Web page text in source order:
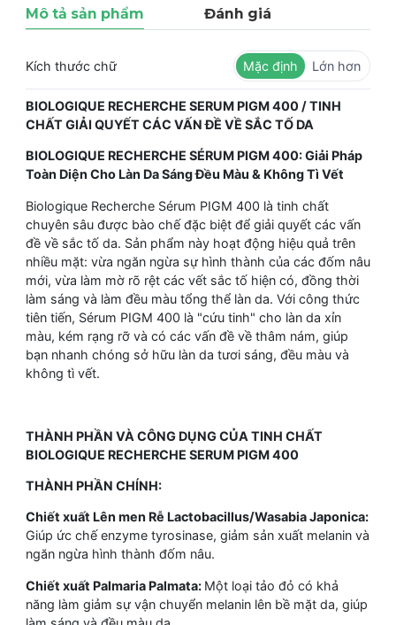
Mô tả sản phẩm Đánh giá
Kích thước chữ Mặc định Lớn hơn
BIOLOGIQUE RECHERCHE SERUM PIGM 400 / TINH
CHẤT GIẢI QUYẾT CÁC VẤN ĐỀ VỀ SẮC TỐ DA
BIOLOGIQUE RECHERCHE SÉRUM PIGM 400: Giải Pháp
Toàn Diện Cho Làn Da Sáng Đều Màu & Không Tì Vết
Biologique Recherche Sérum PIGM 400 là tinh chất
chuyên sâu được bào chế đặc biệt để giải quyết các vấn
đề về sắc tố da. Sản phẩm này hoạt động hiệu quả trên
nhiều mặt: vừa ngăn ngừa sự hình thành của các đốm nâu
mới, vừa làm mờ rõ rệt các vết sắc tố hiện có, đồng thời
làm sáng và làm đều màu tổng thể làn da. Với công thức
tiên tiến, Sérum PIGM 400 là "cứu tinh" cho làn da xỉn
màu, kém rạng rỡ và có các vấn đề về thâm nám, giúp
bạn nhanh chóng sở hữu làn da tươi sáng, đều màu và
không tì vết.
THÀNH PHẦN VÀ CÔNG DỤNG CỦA TINH CHẤT
BIOLOGIQUE RECHERCHE SERUM PIGM 400
THÀNH PHẦN CHÍNH:
Chiết xuất Lên men Rễ Lactobacillus/Wasabia Japonica:
Giúp ức chế enzyme tyrosinase, giảm sản xuất melanin và
ngăn ngừa hình thành đốm nâu.
Chiết xuất Palmaria Palmata: Một loại tảo đỏ có khả
năng làm giảm sự vận chuyển melanin lên bề mặt da, giúp